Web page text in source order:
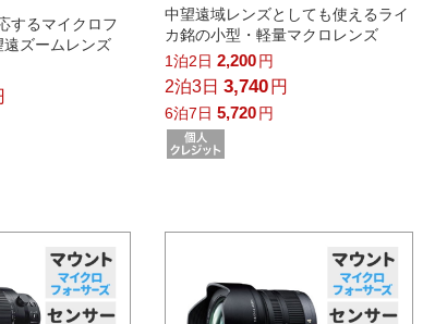
するマイクロフ
遠ズームレンズ
中望遠域レンズとしても使えるライ
カ銘の小型・軽量マクロレンズ
1泊2日 2,200円
2泊3日 3,740 円
6泊7日 5,720円